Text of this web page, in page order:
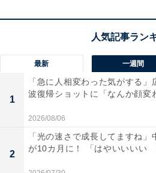
最新 一週間
1
「急に人相変わった気がする」
波復帰ショットに「なんか顔変
2026/08/06
2
「光の速さで成長してますね」
が10カ月に！ 「はやいいいい